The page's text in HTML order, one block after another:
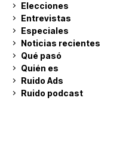
Elecciones
Entrevistas
Especiales
Noticias recientes
Qué pasó
Quién es
Ruido Ads
Ruido podcast